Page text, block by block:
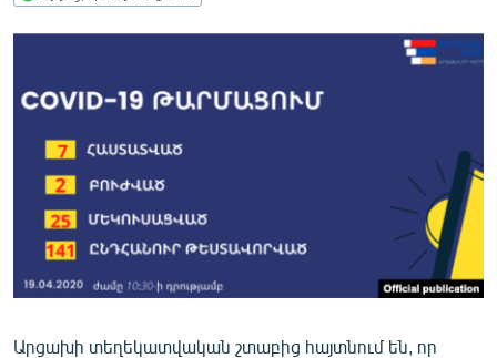
ՂԱՐԱԲԱՂ
ՏԱՐԱԾԱՇՐՋԱՆ
ՄԻՋԱԶԳԱՅԻՆ
ՄՇԱԿՈՒՅԹ
ՍՊՈՐՏ
ՄԵԿՆԱԲԱՆՈՒԹՅՈՒՆ
ԿՈՐՈՆԱՎԻՐՈՒՍ
Արցախի տեղեկատվական շտաբից հայտնում են, որ